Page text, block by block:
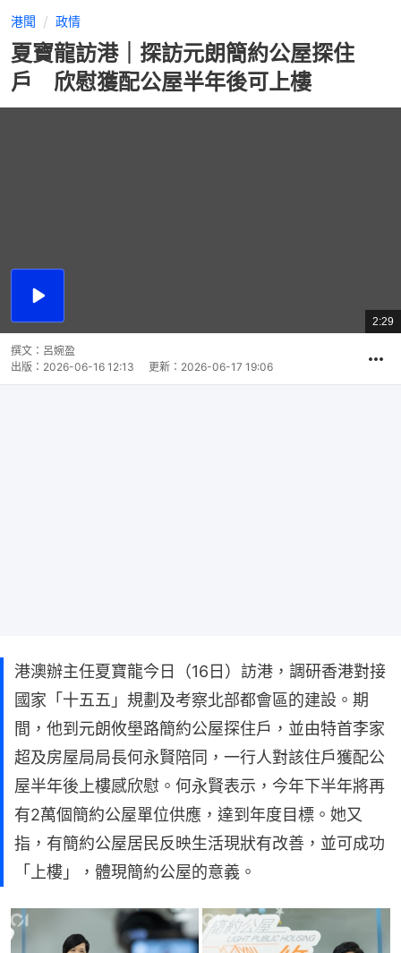
港聞 政情
夏寶龍訪港｜探訪元朗簡約公屋探住
戶 欣慰獲配公屋半年後可上樓
播
總
共
2:29
撰文： 呂婉盈
出版： 2026-06-16 12:13 更新： 2026-06-17 19:06
港澳辦主任夏寶龍今日（16日）訪港，調研香港對接
國家「十五五」規劃及考察北部都會區的建設。期
間，他到元朗攸壆路簡約公屋探住戶，並由特首李家
超及房屋局局長何永賢陪同，一行人對該住戶獲配公
屋半年後上樓感欣慰。何永賢表示，今年下半年將再
有2萬個簡約公屋單位供應，達到年度目標。她又
指，有簡約公屋居民反映生活現狀有改善，並可成功
「上樓」，體現簡約公屋的意義。